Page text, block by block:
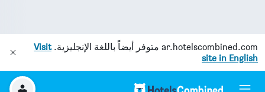
ar.hotelscombined.com متوفر أيضاً باللغة الإنجليزية.Visit
site in English